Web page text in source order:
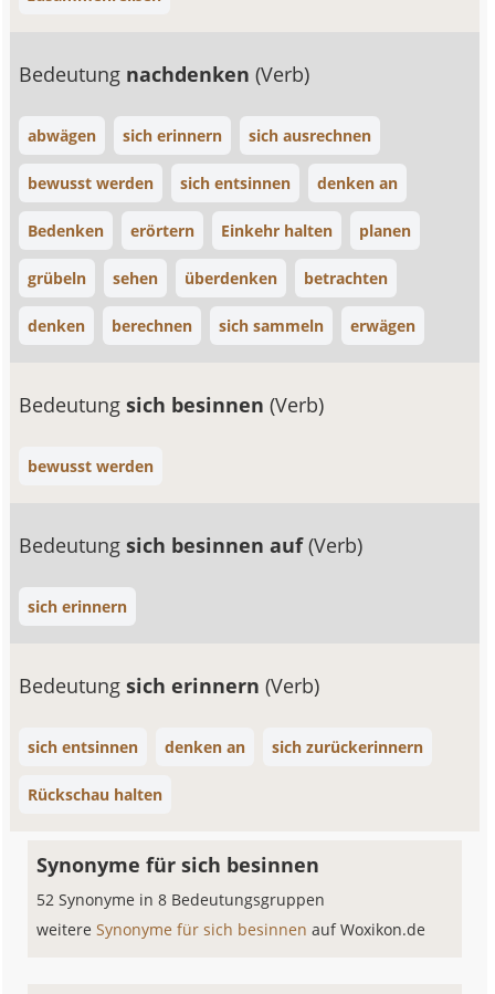
Bedeutung nachdenken(Verb)
abwägen sich erinnern sich ausrechnen
bewusst werden sich entsinnen denken an
Bedenken erörtern Einkehr halten planen
grübeln sehen überdenken betrachten
denken berechnen sich sammeln erwägen
Bedeutungsich besinnen(Verb)
bewusst werden
Bedeutungsich besinnen auf(Verb)
sich erinnern
Bedeutungsich erinnern(Verb)
sich entsinnen denken an sich zurückerinnern
Rückschau halten
Synonyme für sich besinnen
52 Synonyme in 8 Bedeutungsgruppen
weitereSynonyme für sich besinnenauf Woxikon.de